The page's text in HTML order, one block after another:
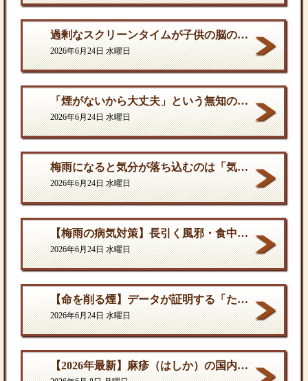
過剰なスクリーンタイムが子供の脳の発達を停滞させる。
2026年6月24日 水曜日
「煙がないから大丈夫」という無知の罪。となりに一人生息するだけで、そこは危険地帯である
2026年6月24日 水曜日
梅雨になると気分が落ち込むのは「気のせい」ではない
2026年6月24日 水曜日
【梅雨の病気対策】長引く風邪・食中毒・カビの脅威から体を守る方法
2026年6月24日 水曜日
【命を削る煙】データが証明する「たばこ関連死」の真実
2026年6月24日 水曜日
【2026年最新】麻疹（はしか）の国内流行状況と対策